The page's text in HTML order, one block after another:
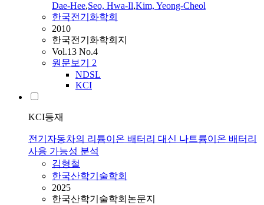
Dae-Hee,Seo, Hwa-Il,Kim, Yeong-Cheol
한국전기화학회
2010
한국전기화학회지
Vol.13 No.4
원문보기 2
NDSL
KCI
KCI등재
전기자동차의 리튬이온 배터리 대신 나트륨이온 배터리
사용 가능성 분석
김형철
한국산학기술학회
2025
한국산학기술학회논문지